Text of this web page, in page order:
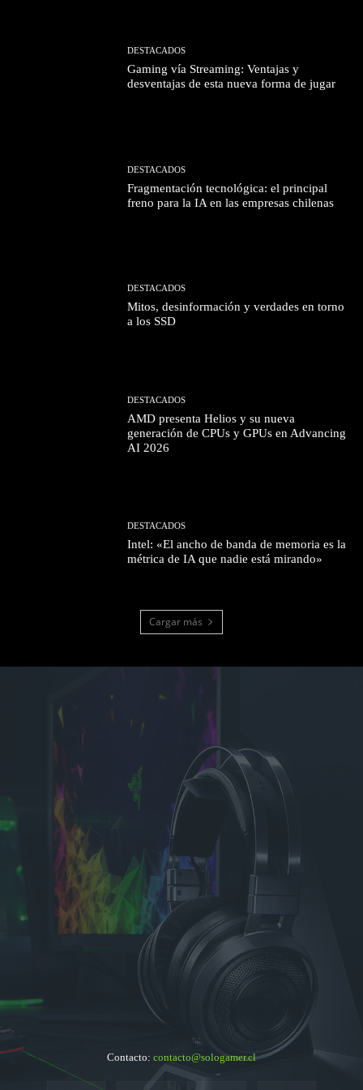
DESTACADOS
Gaming vía Streaming: Ventajas y
desventajas de esta nueva forma de jugar
DESTACADOS
Fragmentación tecnológica: el principal
freno para la IA en las empresas chilenas
DESTACADOS
Mitos, desinformación y verdades en torno
a los SSD
DESTACADOS
AMD presenta Helios y su nueva
generación de CPUs y GPUs en Advancing
AI 2026
DESTACADOS
Intel: «El ancho de banda de memoria es la
métrica de IA que nadie está mirando»
Cargar más
Contacto: contacto@sologamer.cl